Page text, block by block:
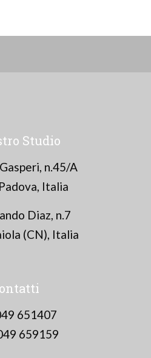
Studio
n.45/A
Italia
Diaz, n.7
(CN), Italia
651407
659159